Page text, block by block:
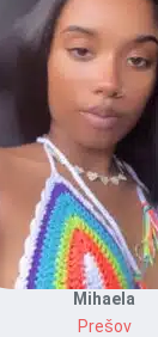
Mihaela
Prešov